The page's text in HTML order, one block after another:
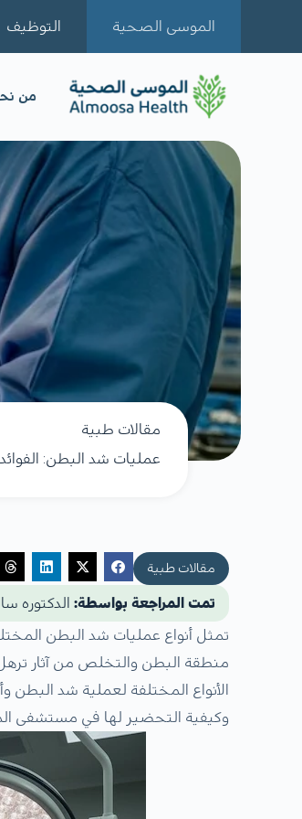
الموسى الصحية التوظيف
من
مقالات طبية
عمليات شد البطن:
مقالات طبية
تمت المراجعة بواسطة: الدكتوره
تمثل أنواع عمليات شد البطن
منطقة البطن والتخلص من آثار
الأنواع المختلفة لعملية شد
وكيفية التحضير لها في مستشفى